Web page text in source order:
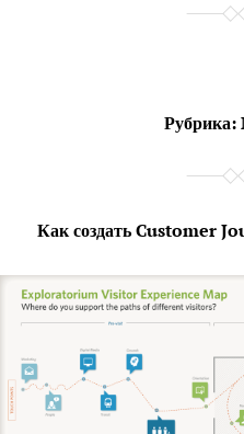
Рубрика:
Как создать Customer